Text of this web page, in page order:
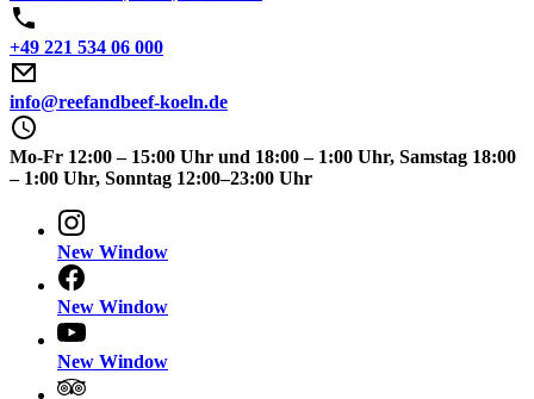
+49 221 534 06 000
info@reefandbeef-koeln.de
Mo-Fr 12:00 – 15:00 Uhr und 18:00 – 1:00 Uhr, Samstag 18:00
– 1:00 Uhr, Sonntag 12:00–23:00 Uhr
New Window
New Window
New Window